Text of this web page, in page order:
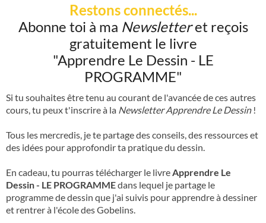
Restons connectés...
Abonne toi à ma Newsletteret reçois
gratuitement le livre
"Apprendre Le Dessin - LE
PROGRAMME"
Si tu souhaites être tenu au courant de l'avancée de ces autres
cours, tu peux t'inscrire à la Newsletter Apprendre Le Dessin!
Tous les mercredis, je te partage des conseils, des ressources et
des idées pour approfondir ta pratique du dessin.
En cadeau, tu pourras télécharger le livreApprendre Le
Dessin - LE PROGRAMMEdans lequel je partage le
programme de dessin que j'ai suivis pour apprendre à dessiner
et rentrer à l'école des Gobelins.